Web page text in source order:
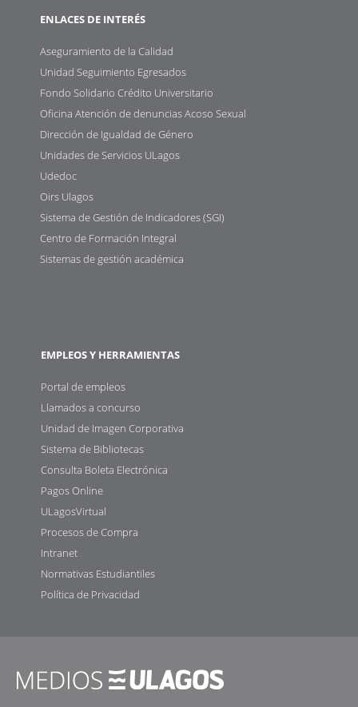
ENLACES DE INTERÉS
Aseguramiento de la Calidad
Unidad Seguimiento Egresados
Fondo Solidario Crédito Universitario
Oficina Atención de denuncias Acoso Sexual
Dirección de Igualdad de Género
Unidades de Servicios ULagos
Udedoc
Oirs Ulagos
Sistema de Gestión de Indicadores (SGI)
Centro de Formación Integral
Sistemas de gestión académica
EMPLEOS Y HERRAMIENTAS
Portal de empleos
Llamados a concurso
Unidad de Imagen Corporativa
Sistema de Bibliotecas
Consulta Boleta Electrónica
Pagos Online
ULagosVirtual
Procesos de Compra
Intranet
Normativas Estudiantiles
Política de Privacidad